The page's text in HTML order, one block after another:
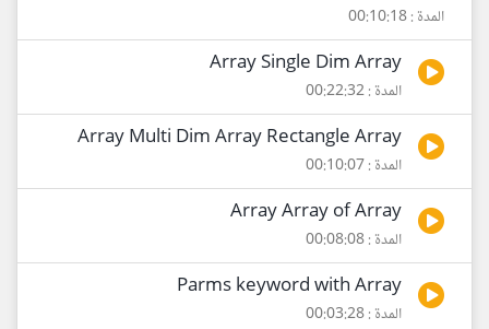
المدة : 00:10:18
Array Single Dim Array
المدة : 00:22:32
Array Multi Dim Array Rectangle Array
المدة : 00:10:07
Array Array of Array
المدة : 00:08:08
Parms keyword with Array
المدة : 00:03:28